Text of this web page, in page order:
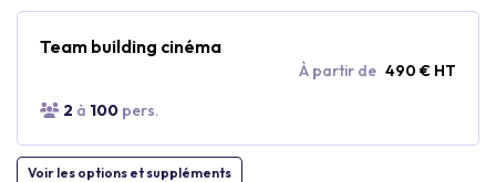
Team building cinéma
À partir de 490 € HT
2 à 100 pers.
Voir les options et suppléments